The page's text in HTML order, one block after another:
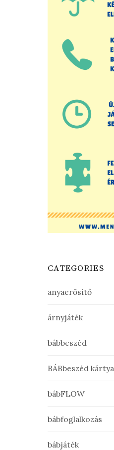
CATEGORIES
anyaerősítő
árnyjáték
bábbeszéd
BÁBbeszéd kártya
bábFLOW
bábfoglalkozás
bábjáték